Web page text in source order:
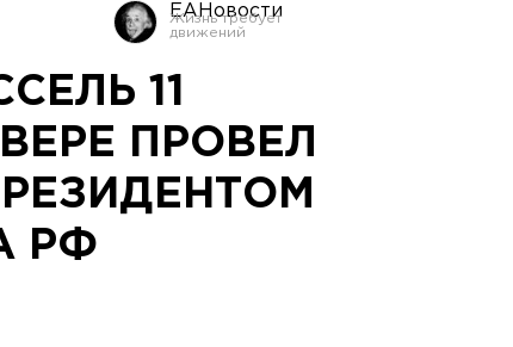
ЕАНовости
11
ПРОВЕЛ
РФ